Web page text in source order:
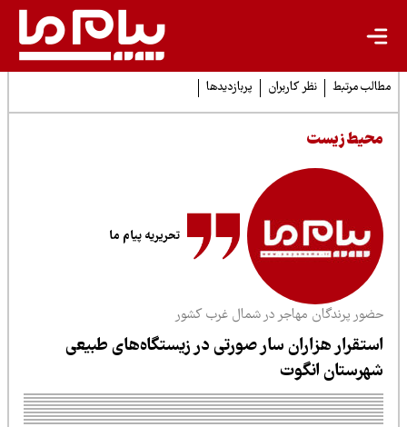
مرتبط نظر کاربران پربازدیدها
زیست
تحریریه پیام ما
پرندگان مهاجر در شمال غرب کشور
هزاران سار صورتی در زیستگاه‌های طبیعی
انگوت